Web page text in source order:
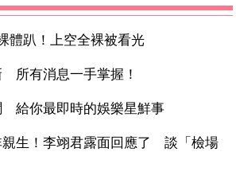
體趴！上空全裸被看光
所有消息一手掌握！
給你最即時的娛樂星鮮事
親生！李翊君露面回應了 談「檢場